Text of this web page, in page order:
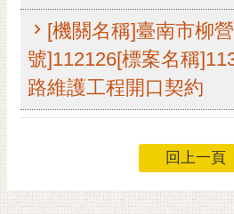
偉
螢
桐
[機關名稱]臺南市柳
號]112126[標案名稱
路維護工程開口契約
回上一頁